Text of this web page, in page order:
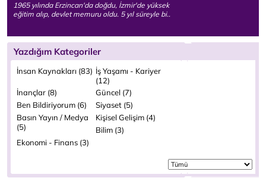
1965 yılında Erzincan'da doğdu, İzmir'de yüksek
eğitim alıp, devlet memuru oldu. 5 yıl süreyle bi..
Yazdığım Kategoriler
İnsan Kaynakları (83) İş Yaşamı - Kariyer
(12)
İnançlar (8)
Güncel (7)
Ben Bildiriyorum (6)
Siyaset (5)
Basın Yayın / Medya
(5)
Kişisel Gelişim (4)
Bilim (3)
Ekonomi - Finans (3)